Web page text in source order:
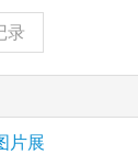
录
片展